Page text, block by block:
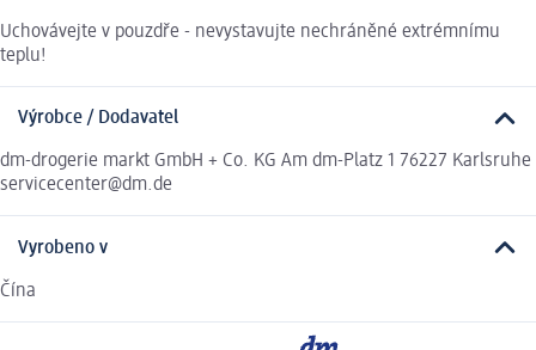
Uchovávejte v pouzdře - nevystavujte nechráněné extrémnímu
teplu!
Výrobce / Dodavatel
dm-drogerie markt GmbH + Co. KG Am dm-Platz 1 76227 Karlsruhe
servicecenter@dm.de
Vyrobeno v
Čína